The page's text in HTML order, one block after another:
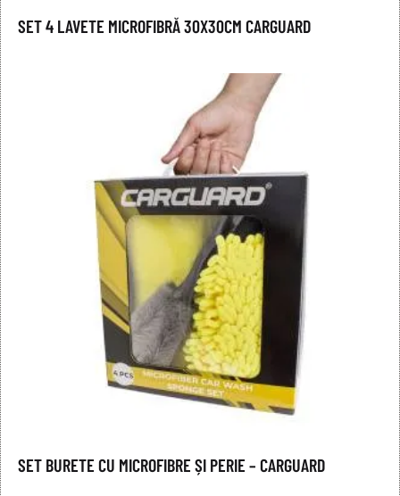
SET 4 LAVETE MICROFIBRĂ 30X30CM CARGUARD
SET BURETE CU MICROFIBRE ȘI PERIE – CARGUARD